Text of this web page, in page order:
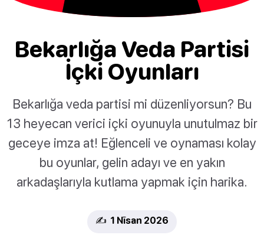
Bekarlığa Veda Partisi
İçki Oyunları
Bekarlığa veda partisi mi düzenliyorsun? Bu
13 heyecan verici içki oyunuyla unutulmaz bir
geceye imza at! Eğlenceli ve oynaması kolay
bu oyunlar, gelin adayı ve en yakın
arkadaşlarıyla kutlama yapmak için harika.
✍️ 1 Nīsan 2026